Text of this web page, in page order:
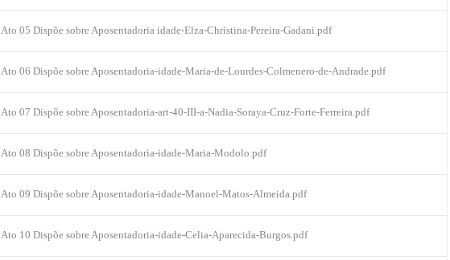
Ato 05 Dispõe sobre Aposentadoria idade-Elza-Christina-Pereira-Gadani.pdf
Ato 06 Dispõe sobre Aposentadoria-idade-Maria-de-Lourdes-Colmenero-de-Andrade.pdf
Ato 07 Dispõe sobre Aposentadoria-art-40-III-a-Nadia-Soraya-Cruz-Forte-Ferreira.pdf
Ato 08 Dispõe sobre Aposentadoria-idade-Maria-Modolo.pdf
Ato 09 Dispõe sobre Aposentadoria-idade-Manoel-Matos-Almeida.pdf
Ato 10 Dispõe sobre Aposentadoria-idade-Celia-Aparecida-Burgos.pdf